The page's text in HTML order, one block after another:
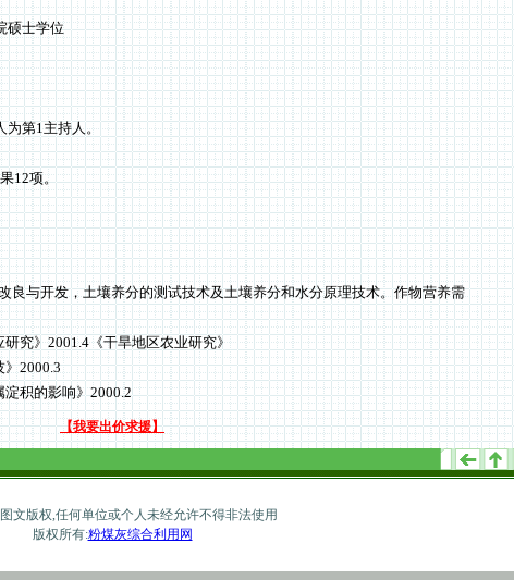
士学位
第1主持人。
12项。
良与开发，土壤养分的测试技术及土壤养分和水分原理技术。作物营养需
究》2001.4《干旱地区农业研究》
》2000.3
积的影响》2000.2
【我要出价求援】
文版权,任何单位或个人未经允许不得非法使用
版权所有:粉煤灰综合利用网